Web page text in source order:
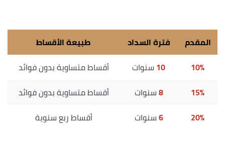
المقدم فترة السداد
طبيعة الأقساط
10%
10 سنوات
أقساط متساوية بدون فوائد
15%
8سنوات
أقساط متساوية بدون فوائد
20%
6سنوات أقساط ربع سنوية